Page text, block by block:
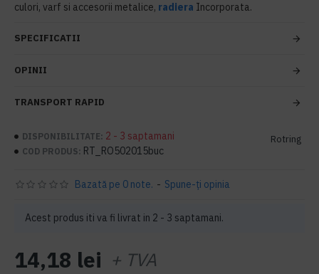
culori, varf si accesorii metalice, radiera Incorporata.
SPECIFICATII
OPINII
TRANSPORT RAPID
DISPONIBILITATE: 2 - 3 saptamani
COD PRODUS: RT_RO502015buc
Rotring
Acest produs iti va fi livrat in 2 - 3 saptamani.
Bazată pe 0 note. - Spune-ţi opinia
14,18 lei + TVA